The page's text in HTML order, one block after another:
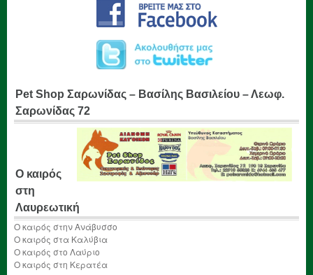
Pet Shop Σαρωνίδας – Βασίλης Βασιλείου – Λεωφ.
Σαρωνίδας 72
Ο καιρός
στη
Λαυρεωτική
Ο καιρός στην Ανάβυσσο
Ο καιρός στα Καλύβια
Ο καιρός στο Λαύριο
Ο καιρός στη Κερατέα